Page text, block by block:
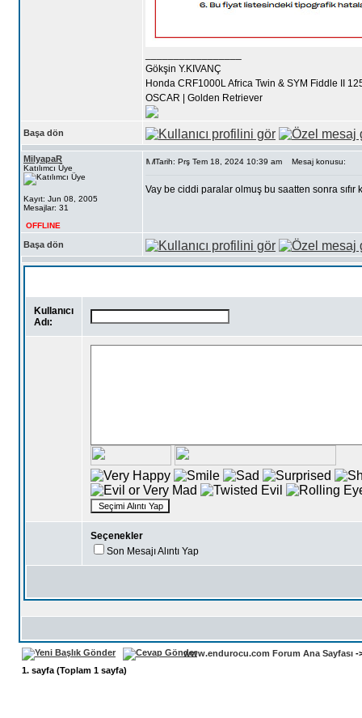
Gökşin Y.KIVANÇ
Honda CRF1000L Africa Twin & SYM Fiddle II
OSCAR | Golden Retriever
Başa dön
MilyapaR
Katılımcı Üye
Kayıt: Jun 08, 2005
Mesajlar: 31
OFFLINE
Tarih: Prş Tem 18, 2024 10:39 am Mesaj konusu:
Vay be ciddi paralar olmuş bu saatten sonra
Başa dön
Kullanıcı
Adı:
Seçenekler
Son Mesajı Alıntı Yap
www.endurocu.com Forum Ana Sayfası -
1. sayfa (Toplam 1 sayfa)